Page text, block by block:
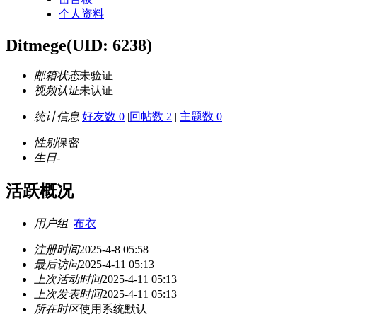
个人资料
Ditmege(UID: 6238)
邮箱状态未验证
视频认证未认证
统计信息 好友数 0 |回帖数 2 | 主题数 0
性别保密
生日-
活跃概况
用户组 布衣
注册时间2025-4-8 05:58
最后访问2025-4-11 05:13
上次活动时间2025-4-11 05:13
上次发表时间2025-4-11 05:13
所在时区使用系统默认